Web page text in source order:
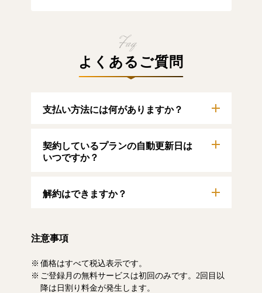
よくあるご質問
支払い方法には何がありますか？
す。
【クレジットカード】
契約しているプランの自動更新日は
いつですか？
ンのご利用期間は、マイページにてご確認い
解約はできますか？
事をお読みいただけます。なお、日割り清算
注意事項
価格はすべて税込表示です。
ご登録月の無料サービスは初回のみです。2回目以
降は日割り料金が発生します。